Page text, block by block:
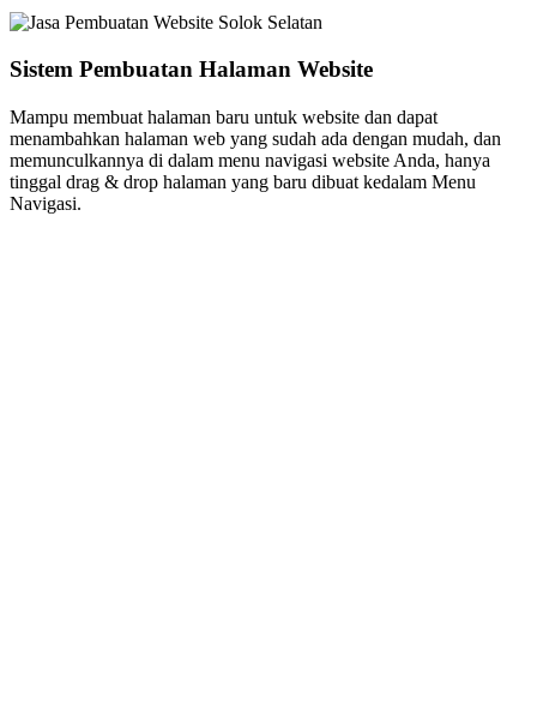
Sistem Pembuatan Halaman Website
Mampu membuat halaman baru untuk website dan dapat
menambahkan halaman web yang sudah ada dengan mudah, dan
memunculkannya di dalam menu navigasi website Anda, hanya
tinggal drag & drop halaman yang baru dibuat kedalam Menu
Navigasi.